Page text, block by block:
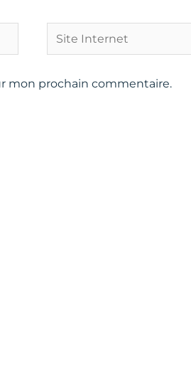
Internet
mon prochain commentaire.